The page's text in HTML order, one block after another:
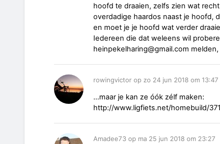
hoofd te draaien, zelfs zien wat
overdadige haardos naast je hoofd,
en moet je je hoofd wat verder
Iedereen die dat weleens wil
heinpekelharing@gmail.com
rowingvictor op zo 24 jun 2018 om 13:47
...maar je kan ze óók zélf maken:
http://www.ligfiets.net/homebuild/
Amadee73 op ma 25 jun 2018 om 23:27